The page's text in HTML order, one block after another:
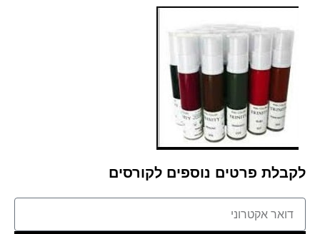
לקבלת פרטים נוספים לקורסים